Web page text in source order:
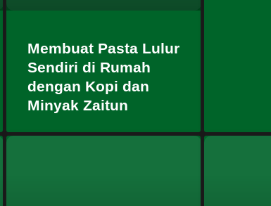
Membuat Pasta Lulur
Sendiri di Rumah
dengan Kopi dan
Minyak Zaitun